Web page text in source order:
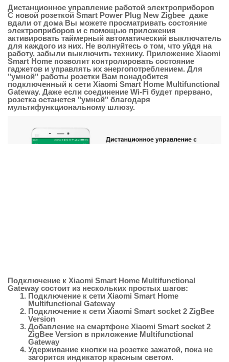
Дистанционное управление работой электроприборов
С новой розеткой Smart Power Plug New Zigbee даже
вдали от дома Вы можете просматривать состояние
электроприборов и с помощью приложения
активировать таймерный автоматический выключатель
для каждого из них. Не волнуйтесь о том, что уйдя на
работу, забыли выключить технику. Приложение Xiaomi
Smart Home позволит контролировать состояние
гаджетов и управлять их энергопотреблением. Для
"умной" работы розетки Вам понадобится
подключенный к сети Xiaomi Smart Home Multifunctional
Gateway. Даже если соединение Wi-Fi будет прервано,
розетка останется "умной" благодаря
мультифункциональному шлюзу.
Подключение к Xiaomi Smart Home Multifunctional
Gateway состоит из нескольких простых шагов:
Подключение к сети Xiaomi Smart Home
Multifunctional Gateway
Подключение к сети Xiaomi Smart socket 2 ZigBee
Version
Добавление на смартфоне Xiaomi Smart socket 2
ZigBee Version в приложение Multifunctional
Gateway
Удерживание кнопки на розетке зажатой, пока не
загорится индикатор красным светом.